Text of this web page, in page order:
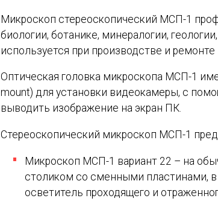
Микроскоп стереоскопический МСП-1
биологии, ботанике, минералогии,
используется при производстве и
Оптическая головка микроскопа МСП-1
mount) для установки видеокамеры, с
выводить изображение на экран ПК.
Стереоскопический микроскоп МСП-1
Микроскоп МСП-1 вариант 22 – на
столиком со сменными пластинами,
осветитель проходящего и